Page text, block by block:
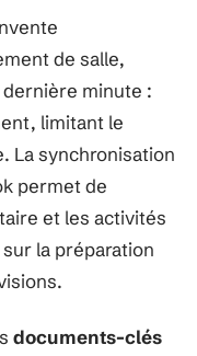
de salle,
minute :
limitant le
La synchronisation
permet de
et les activités
la préparation
documents-clés